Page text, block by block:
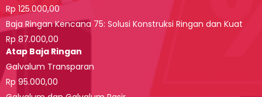
Rp 125.000,00
Baja Ringan Kencana 75: Solusi Konstruksi Ringan dan Kuat
Rp 87.000,00
Atap Baja Ringan
Galvalum Transparan
Rp 95.000,00